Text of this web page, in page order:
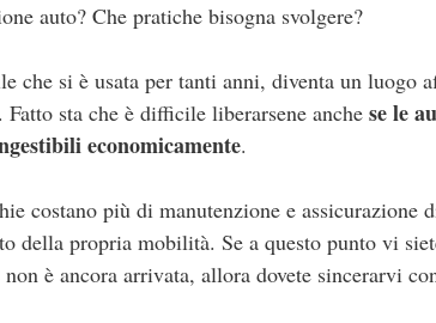
auto? Che pratiche bisogna svolgere?
che si è usata per tanti anni, diventa un
sta che è difficile liberarsene anche se le
economicamente.
costano più di manutenzione e
della propria mobilità. Se a questo punto vi
non è ancora arrivata, allora dovete sincerarvi